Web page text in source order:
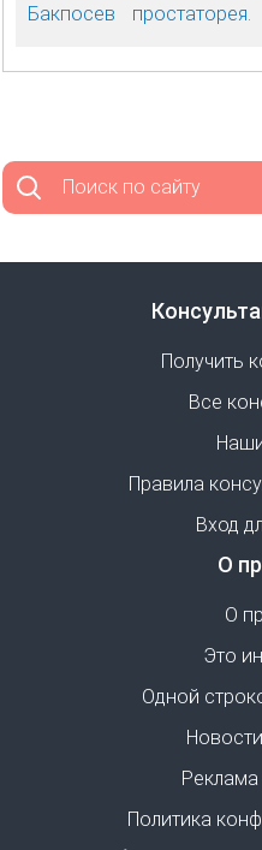
Бакпосев
простаторея.
Поиск по сайту
Получить
Все
Правила
Вход
О
О
Это
Одной
Политика